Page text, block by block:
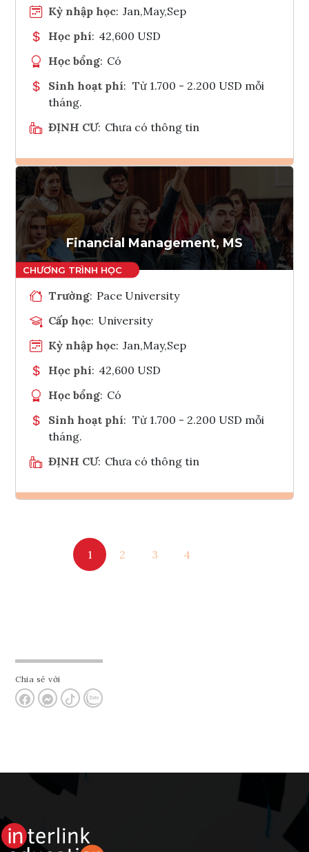
Kỳ nhập học: Jan,May,Sep
Học phí: 42,600 USD
Học bổng: Có
Sinh hoạt phí: Từ 1.700 - 2.200 USD mỗi
tháng.
ĐỊNH CƯ: Chưa có thông tin
Ghi danh
Tham vấn Interlink
Financial Management, MS
Trường: Pace University
Cấp học: University
Kỳ nhập học: Jan,May,Sep
Học phí: 42,600 USD
Học bổng: Có
Sinh hoạt phí: Từ 1.700 - 2.200 USD mỗi
tháng.
ĐỊNH CƯ: Chưa có thông tin
Tham vấn Interlink
1 2 3 4
Chia sẻ với